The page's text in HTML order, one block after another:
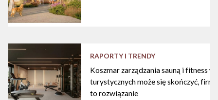
RAPORTY I TRENDY
Koszmar zarządzania sauną i fitness w
turystycznych może się skończyć,
to rozwiązanie